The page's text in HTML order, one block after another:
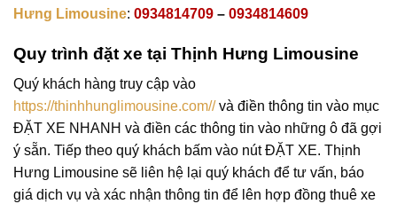
Hưng Limousine: 0934814709 – 0934814609
Quy trình đặt xe tại Thịnh Hưng Limousine
Quý khách hàng truy cập vào
https://thinhhunglimousine.com//và điền thông tin vào mục
ĐẶT XE NHANH và điền các thông tin vào những ô đã gợi
ý sẵn. Tiếp theo quý khách bấm vào nút ĐẶT XE. Thịnh
Hưng Limousine sẽ liên hệ lại quý khách để tư vấn, báo
giá dịch vụ và xác nhận thông tin để lên hợp đồng thuê xe